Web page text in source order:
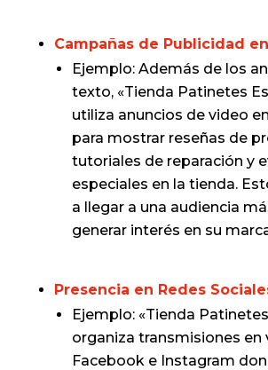
Campañas de Publicidad
Ejemplo: Además de los
texto, «Tienda Patinetes
utiliza anuncios de video
para mostrar reseñas de
tutoriales de reparación y
especiales en la tienda.
a llegar a una audiencia
generar interés en su
Presencia en Redes
Ejemplo: «Tienda
organiza transmisiones en
Facebook e Instagram